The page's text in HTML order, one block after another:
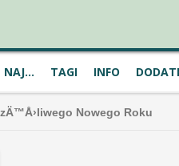
NAJ... TAGI INFO
Nowego Roku